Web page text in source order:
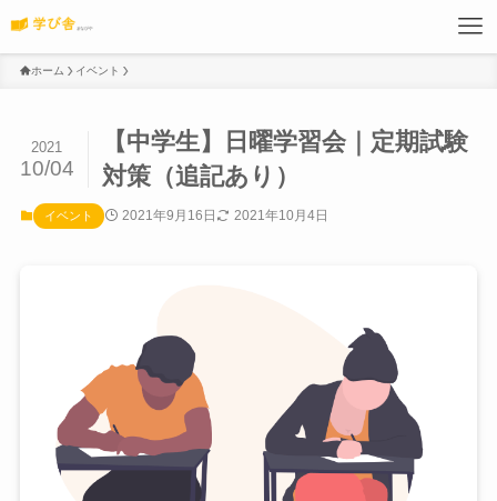
ホーム イベント
【中学生】日曜学習会｜定期試験
対策（追記あり）
2021
10/04
イベント 2021年9月16日 2021年10月4日